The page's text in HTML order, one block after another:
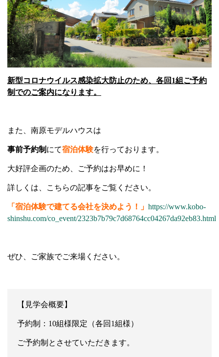
新型コロナウイルス感染拡大防止のため、各回1組ご予約
制でのご案内になります。
また、南原モデルハウスは
事前予約制 にて宿泊体験を行っております。
大好評企画のため、ご予約はお早めに！
詳しくは、こちらの記事をご覧ください。
「宿泊体験で建てる会社を決めよう！」 https://www.kobo-
shinshu.com/co_event/2323b7b79c7d68764cc04267da92eb83.html
ぜひ、ご家族でご来場ください。
【見学会概要】
予約制：10組様限定（各回1組様）
ご予約制とさせていただきます。